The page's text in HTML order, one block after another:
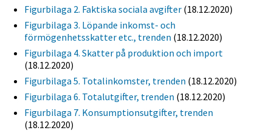
Figurbilaga 2. Faktiska sociala avgifter (18.12.2020)
Figurbilaga 3. Löpande inkomst- och
förmögenhetsskatter etc., trenden (18.12.2020)
Figurbilaga 4. Skatter på produktion och import
(18.12.2020)
Figurbilaga 5. Totalinkomster, trenden (18.12.2020)
Figurbilaga 6. Totalutgifter, trenden (18.12.2020)
Figurbilaga 7. Konsumptionsutgifter, trenden
(18.12.2020)